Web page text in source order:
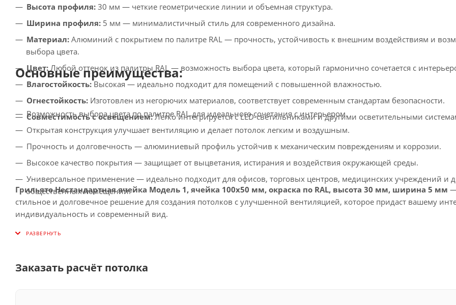
Высота профиля: 30 мм — четкие геометрические линии и объемная структура.
Ширина профиля: 5 мм — минималистичный стиль для современного дизайна.
Материал: Алюминий с покрытием по палитре RAL — прочность, устойчивость к внешним воздействиям и
выбора цвета.
Цвет: Любой оттенок из палитры RAL — возможность выбора цвета, который гармонично сочетается с
Влагостойкость:Высокая — идеально подходит для помещений с повышенной влажностью.
Огнестойкость: Изготовлен из негорючих материалов, соответствует современным стандартам безопасности.
Совместимость с освещением:Легко интегрируется с LED-светильниками и другими осветительными
Основные преимущества:
Возможность выбора цвета по палитре RAL для идеального сочетания с интерьером.
Открытая конструкция улучшает вентиляцию и делает потолок легким и воздушным.
Прочность и долговечность — алюминиевый профиль устойчив к механическим повреждениям и коррозии.
Высокое качество покрытия — защищает от выцветания, истирания и воздействия окружающей среды.
Универсальное применение — идеально подходит для офисов, торговых центров, медицинских учреждений и
общественных помещений.
Грильято Нестандартная ячейка Модель 1, ячейка 100х50 мм, окраска по RAL, высота 30 мм, ширина 5 мм
стильное и долговечное решение для создания потолков с улучшенной вентиляцией, которое придаст вашему
индивидуальность и современный вид.
Заказать расчёт потолка